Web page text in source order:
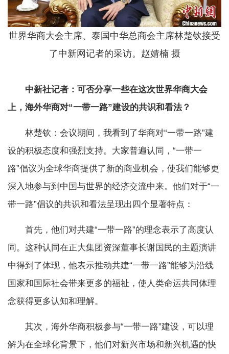
世界华商大会主席、泰国中华总商会主席林楚钦接受
了中新网记者的采访。赵婧楠 摄
中新社记者：可否分享一些在这次世界华商大会
上，海外华商对“一带一路”建设的共识和看法？
林楚钦：会议期间，我看到了华商对“一带一路”建
设的积极态度和强烈支持。大家普遍认同，“一带一
路”倡议为全球华商提供了新的商业机会，使我们能够更
深入地参与到中国与世界的经济交流中来。他们对于“一
带一路”倡议的共识和看法呈现出四个显著特点：
首先，他们对共建“一带一路”的理念表示了高度认
同。这种认同在正大集团资深董事长谢国民的主题演讲
中得到了体现，他表示推动共建“一带一路”能够为沿线
国家和国际社会带来更多的福祉，使人类命运共同体理
念获得更多认知和理解。
其次，海外华商积极参与“一带一路”建设，可以理
解为在全球化背景下，他们对新兴市场和新兴机遇的快